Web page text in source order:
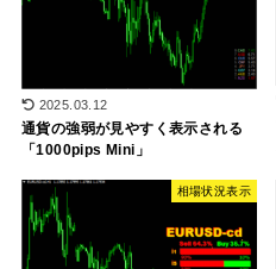
2025.03.12
通貨の強弱が見やすく表示される
「1000pips Mini」
相場状況表示